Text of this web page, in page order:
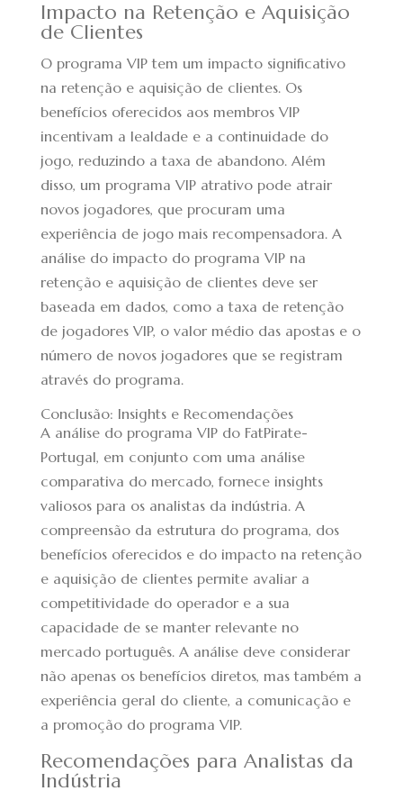
Impacto na Retenção e Aquisição
de Clientes
O programa VIP tem um impacto significativo
na retenção e aquisição de clientes. Os
benefícios oferecidos aos membros VIP
incentivam a lealdade e a continuidade do
jogo, reduzindo a taxa de abandono. Além
disso, um programa VIP atrativo pode atrair
novos jogadores, que procuram uma
experiência de jogo mais recompensadora. A
análise do impacto do programa VIP na
retenção e aquisição de clientes deve ser
baseada em dados, como a taxa de retenção
de jogadores VIP, o valor médio das apostas e o
número de novos jogadores que se registram
através do programa.
Conclusão: Insights e Recomendações
A análise do programa VIP do FatPirate-
Portugal, em conjunto com uma análise
comparativa do mercado, fornece insights
valiosos para os analistas da indústria. A
compreensão da estrutura do programa, dos
benefícios oferecidos e do impacto na retenção
e aquisição de clientes permite avaliar a
competitividade do operador e a sua
capacidade de se manter relevante no
mercado português. A análise deve considerar
não apenas os benefícios diretos, mas também a
experiência geral do cliente, a comunicação e
a promoção do programa VIP.
Recomendações para Analistas da
Indústria